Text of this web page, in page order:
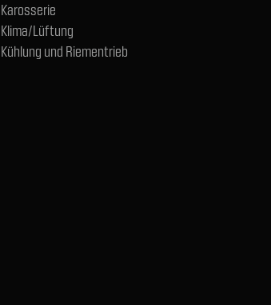
Karosserie
Klima/Lüftung
Kühlung und Riementrieb